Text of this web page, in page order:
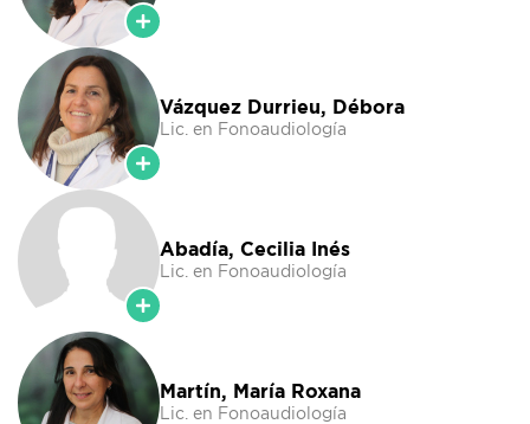
Vázquez Durrieu, Débora
Lic. en Fonoaudiología
Abadía, Cecilia Inés
Lic. en Fonoaudiología
Martín, María Roxana
Lic. en Fonoaudiología